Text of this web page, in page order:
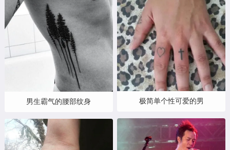
男生霸气的腰部纹身 极简单个性可爱的男